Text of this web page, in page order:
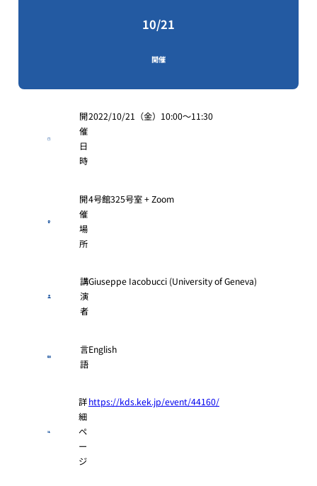
10/21
開催
開
催
日
時
2022/10/21（金）10:00～11:30
開
催
場
所
4号館325号室 + Zoom
講
演
者
Giuseppe Iacobucci (University of Geneva)
言
語
English
詳
細
ペ
ー
ジ
https://kds.kek.jp/event/44160/